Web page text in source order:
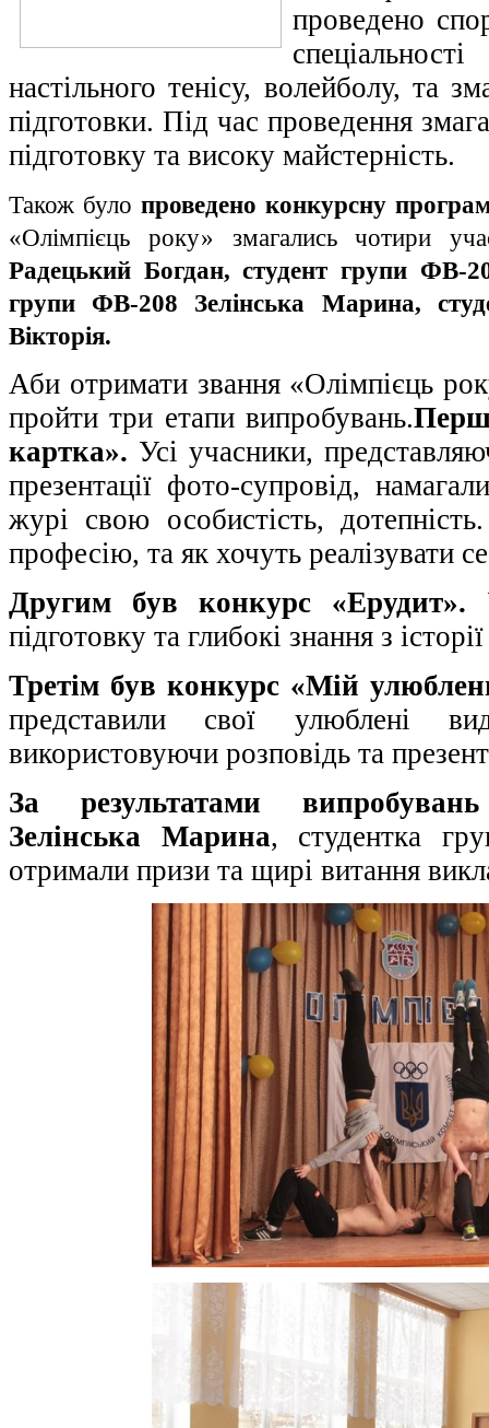
проведено
настільного тенісу, волейболу, та
підготовки. Під час проведення
підготовку та високу майстерність.
Також було проведено конкурсну
«Олімпієць року» змагались чотири
Радецький Богдан, студент групи ФВ-
групи ФВ-208 Зелінська Марина,
Вікторія.
Аби отримати звання «Олімпієць
пройти три етапи випробувань.
картка». Усі учасники,
презентації фото-супровід,
журі свою особистість,
професію, та як хочуть реалізувати
Другим був конкурс «Ерудит».
підготовку та глибокі знання з
Третім був конкурс «Мій
представили свої улюблені
використовуючи розповідь та
За результатами
Зелінська Марина, студентка
отримали призи та щирі витання